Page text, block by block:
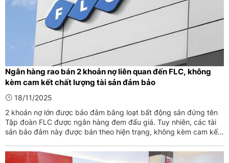
Ngân hàng rao bán 2 khoản nợ liên quan đến FLC, không
kèm cam kết chất lượng tài sản đảm bảo
18/11/2025
2 khoản nợ lớn được bảo đảm bằng loạt bất động sản đứng tên
Tập đoàn FLC được ngân hàng đem đấu giá. Tuy nhiên, các tài
sản bảo đảm này được bán theo hiện trạng, không kèm cam kết